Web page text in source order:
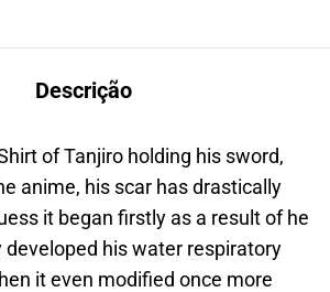
Descrição
of Tanjiro holding his sword,
anime, his scar has drastically
it began firstlyas a result of he
developed his water respiratory
it even modified once more